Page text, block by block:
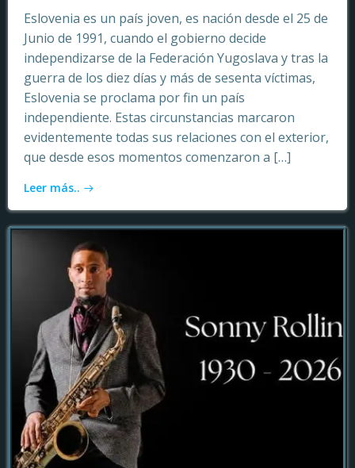
Eslovenia es un país joven, es nación desde el 25 de
Junio de 1991, cuando el gobierno decide
independizarse de la Federación Yugoslava y tras la
guerra de los diez días y más de sesenta víctimas,
Eslovenia se proclama por fin un país
independiente. Estas circunstancias marcaron
evidentemente todas sus relaciones con el exterior,
que desde esos momentos comenzaron a […]
Leer más..